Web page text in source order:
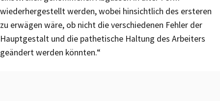
wiederhergestellt werden, wobei hinsichtlich des ersteren
zu erwägen wäre, ob nicht die verschiedenen Fehler der
Hauptgestalt und die pathetische Haltung des Arbeiters
geändert werden könnten.“